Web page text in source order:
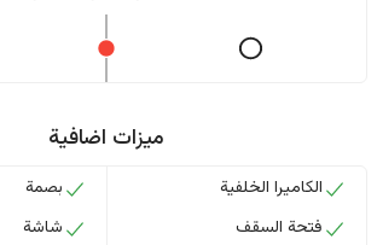
ميزات اضافية
الكاميرا الخلفية
فتحة السقف
بصمة
شاشة